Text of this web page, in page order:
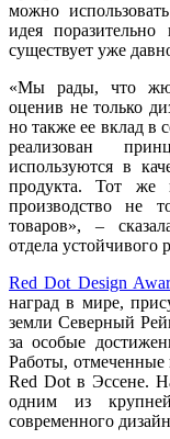
можно
идея
существует уже
«Мы рады, что
оценив не только
но также ее вклад
реализован
используются в
продукта. Тот же
производство не
товаров», –
отдела
Red Dot Design
наград в мире,
земли Северный
за особые
Работы, отмеченные
Red Dot в Эссене.
одним из
современного